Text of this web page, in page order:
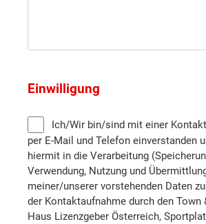
Neunkirchen
Sankt Pölten (Stadt)
Sankt Pölten (Land)
Scheibbs
Tulln
Einwilligung
per E-Mail und Telefon einverstanden
hiermit in die Verarbeitung
Verwendung, Nutzung und
meiner/unserer vorstehenden Daten
der Kontaktaufnahme durch den Town
Haus Lizenzgeber Österreich,